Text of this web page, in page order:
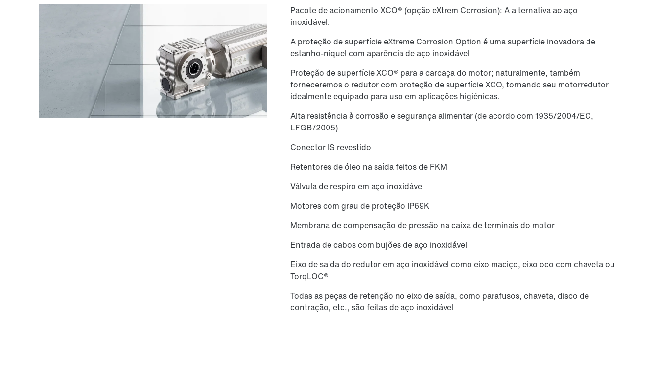
Pacote de acionamento XCO® (opção eXtrem Corrosion): A alternativa ao aço
inoxidável.
A proteção de superfície eXtreme Corrosion Option é uma superfície inovadora de
estanho-níquel com aparência de aço inoxidável
Proteção de superfície XCO® para a carcaça do motor; naturalmente, também
forneceremos o redutor com proteção de superfície XCO, tornando seu motorredutor
idealmente equipado para uso em aplicações higiénicas.
Alta resistência à corrosão e segurança alimentar (de acordo com 1935/2004/EC,
LFGB/2005)
Conector IS revestido
Retentores de óleo na saída feitos de FKM
Válvula de respiro em aço inoxidável
Motores com grau de proteção IP69K
Membrana de compensação de pressão na caixa de terminais do motor
Entrada de cabos com bujões de aço inoxidável
Eixo de saída do redutor em aço inoxidável como eixo maciço, eixo oco com chaveta ou
TorqLOC®
Todas as peças de retenção no eixo de saída, como parafusos, chaveta, disco de
contração, etc., são feitas de aço inoxidável